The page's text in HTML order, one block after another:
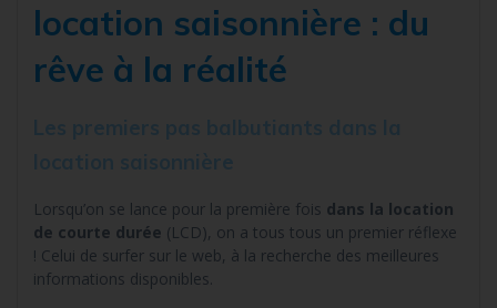
location saisonnière : du
rêve à la réalité
Lorsqu’on se lance pour la première fois dans la location
de courte durée (LCD), on a tous tous un premier réflexe
! Celui de surfer sur le web, à la recherche des meilleures
informations disponibles.